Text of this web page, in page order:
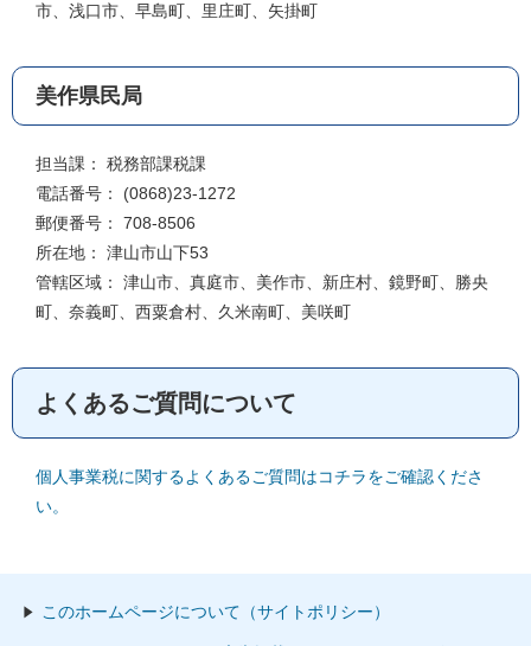
市、浅口市、早島町、里庄町、矢掛町
美作県民局
担当課： 税務部課税課
電話番号： (0868)23-1272
郵便番号： 708-8506
所在地： 津山市山下53
管轄区域： 津山市、真庭市、美作市、新庄村、鏡野町、勝央
町、奈義町、西粟倉村、久米南町、美咲町
よくあるご質問について
個人事業税に関するよくあるご質問はコチラをご確認くださ
い。
このホームページについて（サイトポリシー）